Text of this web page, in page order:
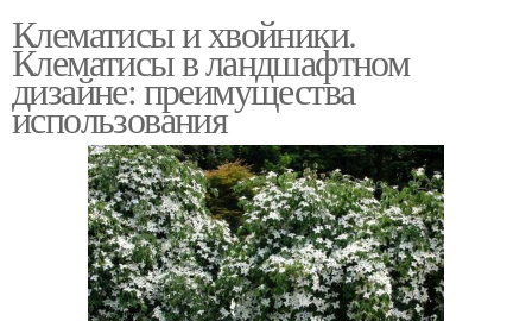
Клематисы и хвойники.
Клематисы в ландшафтном
дизайне: преимущества
использования